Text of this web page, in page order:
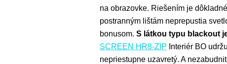
na obrazovke. Riešením je
postranným lištám neprepustia
bonusom. S látkou typu blackout
SCREEN HR8-ZIP Interiér BO
nepriestupne uzavretý. A